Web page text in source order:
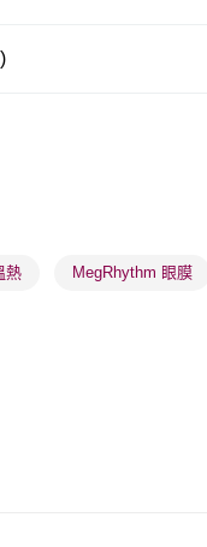
貨後1-3個工作天送達
熱 MegRhythm 眼膜